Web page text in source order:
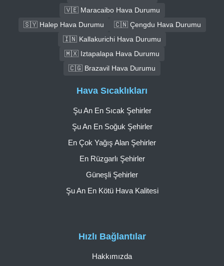
🇻🇪 Maracaibo Hava Durumu
🇸🇾 Halep Hava Durumu
🇨🇳 Çengdu Hava Durumu
🇮🇳 Kallakurichi Hava Durumu
🇲🇽 Iztapalapa Hava Durumu
🇨🇬 Brazavil Hava Durumu
Hızlı Bağlantılar
Hakkımızda
Hava Sıcaklıkları
Şu An En Sıcak Şehirler
Şu An En Soğuk Şehirler
En Çok Yağış Alan Şehirler
En Rüzgarlı Şehirler
Güneşli Şehirler
Şu An En Kötü Hava Kalitesi